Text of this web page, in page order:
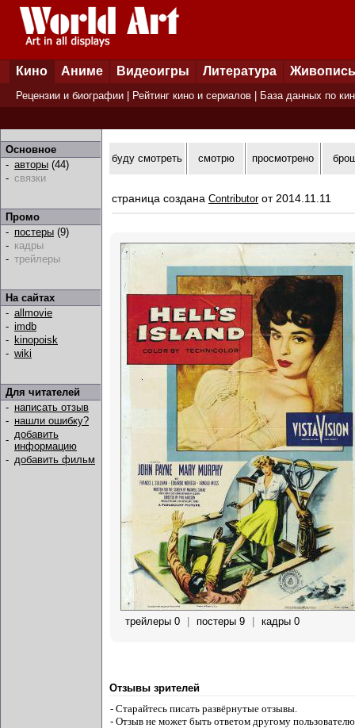
Кино Аниме Видеоигры Литература Живопись
Рецензии и биографии Рейтинг кино и сериалов База данных по
Основное
- авторы (44)
- связки
Промо
- постеры (9)
- кадры
- трейлеры
На сайтах
- allmovie
- imdb
- kinopoisk
- wiki
Для читателей
- написать отзыв
- нашли ошибку?
- добавить
информацию
- добавить фильм
буду смотреть смотрю просмотрено
страница создана Contributorот 2014.11.11
трейлеры 0 постеры 9 кадры 0
Отзывы зрителей
- Старайтесь писать развёрнутые отзывы.
- Отзыв не может быть ответом другому